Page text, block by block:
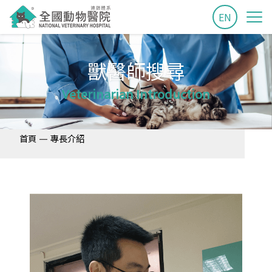
EN
獸醫師搜尋
Veterinarian Introduction
首頁 — 專長介紹